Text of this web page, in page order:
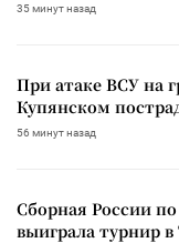
35 минут назад
При атаке ВСУ на
Купянском
56 минут назад
Сборная России
выиграла турнир в